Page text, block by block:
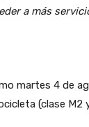
a más
martes 4 de
(clase M2